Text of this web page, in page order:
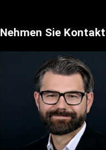
Nehmen Sie